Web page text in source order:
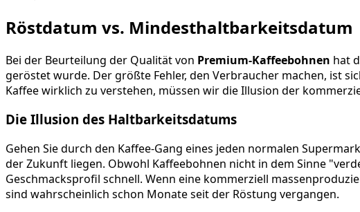
Röstdatum vs. Mindesthaltbarkeitsdatum
Bei der Beurteilung der Qualität von Premium-Kaffeebohnen hat
geröstet wurde. Der größte Fehler, den Verbraucher machen, ist
Kaffee wirklich zu verstehen, müssen wir die Illusion der
Die Illusion des Haltbarkeitsdatums
Gehen Sie durch den Kaffee-Gang eines jeden normalen
der Zukunft liegen. Obwohl Kaffeebohnen nicht in dem Sinne
Geschmacksprofil schnell. Wenn eine kommerziell
sind wahrscheinlich schon Monate seit der Röstung vergangen.